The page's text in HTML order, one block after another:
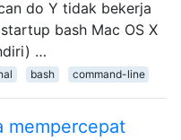
do Y tidak bekerja
bash Mac OS X
…
bash command-line
mempercepat